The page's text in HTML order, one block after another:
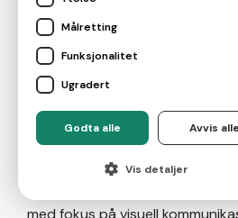
Proaktiv Eiendomsmegling:
Eiendomsmegling er en
eiendomsmeglerkjede som har
landets mest befolkningstette
Eiendomsmegling tilbyr
eiendomstyper, både bolig,
Boa Eiendomsmegling: Boa
relativt ungt og nytenkende
med fokus på visuell
Målretting
Funksjonalitet
Ugradert
Godta alle Avvis alle
Vis detaljer